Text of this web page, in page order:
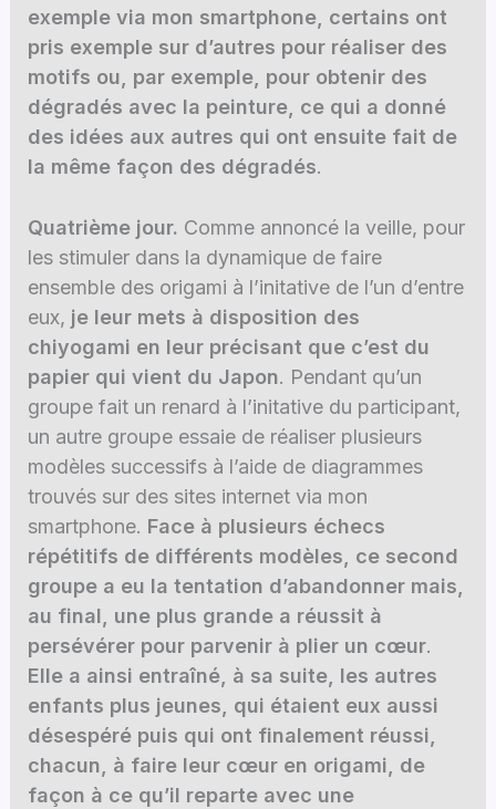
exemple via mon smartphone, certains ont
pris exemple sur d’autres pour réaliser des
motifs ou, par exemple, pour obtenir des
dégradés avec la peinture, ce qui a donné
des idées aux autres qui ont ensuite fait de
la même façon des dégradés.
Quatrième jour. Comme annoncé la veille, pour
les stimuler dans la dynamique de faire
ensemble des origami à l’initative de l’un d’entre
eux, je leur mets à disposition des
chiyogami en leur précisant que c’est du
papier qui vient du Japon. Pendant qu’un
groupe fait un renard à l’initative du participant,
un autre groupe essaie de réaliser plusieurs
modèles successifs à l’aide de diagrammes
trouvés sur des sites internet via mon
smartphone. Face à plusieurs échecs
répétitifs de différents modèles, ce second
groupe a eu la tentation d’abandonner mais,
au final, une plus grande a réussit à
persévérer pour parvenir à plier un cœur.
Elle a ainsi entraîné, à sa suite, les autres
enfants plus jeunes, qui étaient eux aussi
désespéré puis qui ont finalement réussi,
chacun, à faire leur cœur en origami, de
façon à ce qu’il reparte avec une